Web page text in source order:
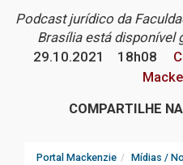
Podcast jurídico da
Brasília está disponível
29.10.2021
18h08
COMPARTILHE
Portal Mackenzie Mídias /